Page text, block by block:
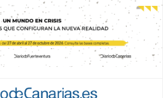
Jump to navigation